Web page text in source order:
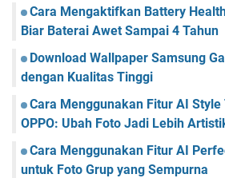
Cara Mengaktifkan Battery
Biar Baterai Awet Sampai 4 Tahun
Download Wallpaper Samsung
dengan Kualitas Tinggi
Cara Menggunakan Fitur AI
OPPO: Ubah Foto Jadi Lebih
Cara Menggunakan Fitur AI
untuk Foto Grup yang Sempurna